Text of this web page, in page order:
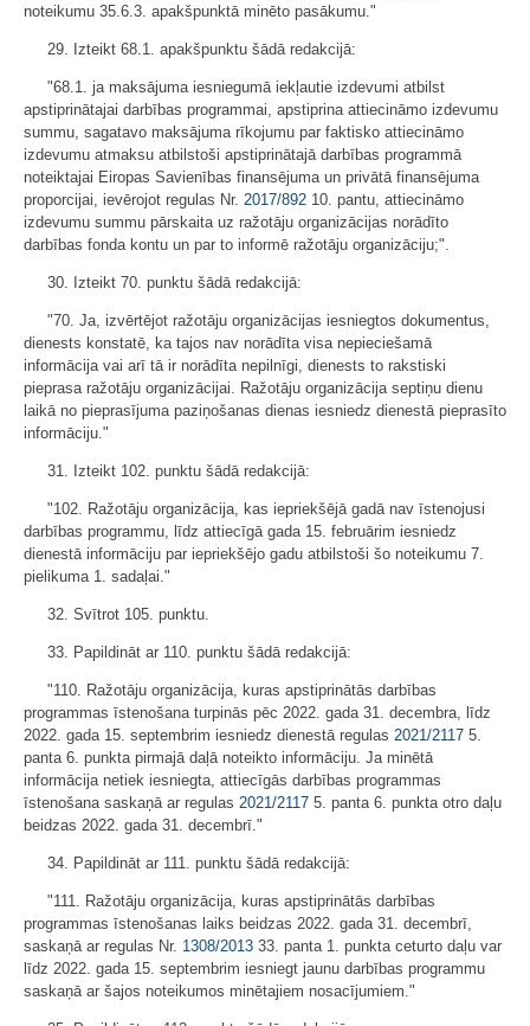
noteikumu 35.6.3. apakšpunktā minēto pasākumu."
29. Izteikt 68.1. apakšpunktu šādā redakcijā:
"68.1. ja maksājuma iesniegumā iekļautie izdevumi atbilst
apstiprinātajai darbības programmai, apstiprina attiecināmo izdevumu
summu, sagatavo maksājuma rīkojumu par faktisko attiecināmo
izdevumu atmaksu atbilstoši apstiprinātajā darbības programmā
noteiktajai Eiropas Savienības finansējuma un privātā finansējuma
proporcijai, ievērojot regulas Nr. 2017/892 10. pantu, attiecināmo
izdevumu summu pārskaita uz ražotāju organizācijas norādīto
darbības fonda kontu un par to informē ražotāju organizāciju;".
30. Izteikt 70. punktu šādā redakcijā:
"70. Ja, izvērtējot ražotāju organizācijas iesniegtos dokumentus,
dienests konstatē, ka tajos nav norādīta visa nepieciešamā
informācija vai arī tā ir norādīta nepilnīgi, dienests to rakstiski
pieprasa ražotāju organizācijai. Ražotāju organizācija septiņu dienu
laikā no pieprasījuma paziņošanas dienas iesniedz dienestā pieprasīto
informāciju."
31. Izteikt 102. punktu šādā redakcijā:
"102. Ražotāju organizācija, kas iepriekšējā gadā nav īstenojusi
darbības programmu, līdz attiecīgā gada 15. februārim iesniedz
dienestā informāciju par iepriekšējo gadu atbilstoši šo noteikumu 7.
pielikuma 1. sadaļai."
32. Svītrot 105. punktu.
33. Papildināt ar 110. punktu šādā redakcijā:
"110. Ražotāju organizācija, kuras apstiprinātās darbības
programmas īstenošana turpinās pēc 2022. gada 31. decembra, līdz
2022. gada 15. septembrim iesniedz dienestā regulas 2021/2117 5.
panta 6. punkta pirmajā daļā noteikto informāciju. Ja minētā
informācija netiek iesniegta, attiecīgās darbības programmas
īstenošana saskaņā ar regulas 2021/2117 5. panta 6. punkta otro daļu
beidzas 2022. gada 31. decembrī."
34. Papildināt ar 111. punktu šādā redakcijā:
"111. Ražotāju organizācija, kuras apstiprinātās darbības
programmas īstenošanas laiks beidzas 2022. gada 31. decembrī,
saskaņā ar regulas Nr. 1308/2013 33. panta 1. punkta ceturto daļu var
līdz 2022. gada 15. septembrim iesniegt jaunu darbības programmu
saskaņā ar šajos noteikumos minētajiem nosacījumiem."